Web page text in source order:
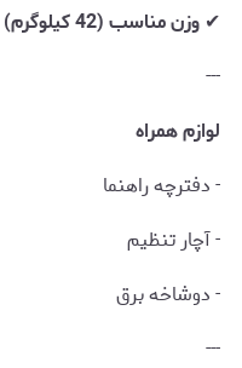
✔ وزن مناسب (42 کیلوگرم)
---
لوازم همراه
- دفترچه راهنما
- آچار تنظیم
- دوشاخه برق
---